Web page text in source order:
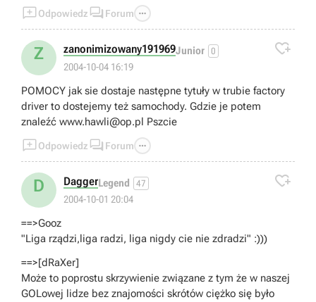
Odpowiedz  Forum 
Z zanonimizowany191969Junior 0
2004-10-04 16:19

POMOCY jak sie dostaje następne tytuły w trubie factory
driver to dostejemy też samochody. Gdzie je potem
znaleźć www.hawli@op.pl Pszcie
Odpowiedz  Forum 
D DaggerLegend 47
2004-10-01 20:04

==>Gooz
"Liga rządzi,liga radzi, liga nigdy cie nie zdradzi" :)))
==>[dRaXer]
Może to poprostu skrzywienie związane z tym że w naszej
GOLowej lidze bez znajomości skrótów ciężko się było